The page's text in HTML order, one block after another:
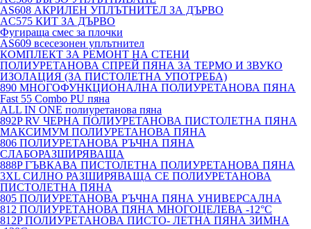
AS608 АКРИЛЕН УПЛЪТНИТЕЛ ЗА ДЪРВО
AC575 КИТ ЗА ДЪРВО
Фугираща смес за плочки
AS609 всесезонен уплътнител
КОМПЛЕКТ ЗА РЕМОНТ НА СТЕНИ
ПОЛИУРЕТАНОВА СПРЕЙ ПЯНА ЗА ТЕРМО И ЗВУКО
ИЗОЛАЦИЯ (ЗА ПИСТОЛЕТНА УПОТРЕБА)
890 МНОГОФУНКЦИОНАЛНА ПОЛИУРЕТАНОВА ПЯНА
Fast 55 Combo PU пяна
ALL IN ONE полиуретанова пяна
892P RV ЧЕРНА ПОЛИУРЕТАНОВА ПИСТОЛЕТНА ПЯНА
МАКСИМУМ ПОЛИУРЕТАНОВА ПЯНА
806 ПОЛИУРЕТАНОВА РЪЧНА ПЯНА
СЛАБОРАЗШИРЯВАЩА
888P ГЪВКАВА ПИСТОЛЕТНА ПОЛИУРЕТАНОВА ПЯНА
3XL СИЛНО РАЗШИРЯВАЩА СЕ ПОЛИУРЕТАНОВА
ПИСТОЛЕТНА ПЯНА
805 ПОЛИУРЕТАНОВА РЪЧНА ПЯНА УНИВЕРСАЛНА
812 ПОЛИУРЕТАНОВА ПЯНА МНОГОЦЕЛЕВА -12°C
812P ПОЛИУРЕТАНОВА ПИСТО- ЛЕТНА ПЯНА ЗИМНА